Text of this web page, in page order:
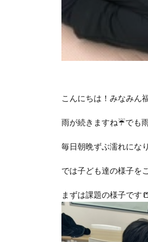
こんにちは！みなみん
雨が続きますね☔でも
毎日朝晩ずぶ濡れにな
では子ども達の様子を
まずは課題の様子です